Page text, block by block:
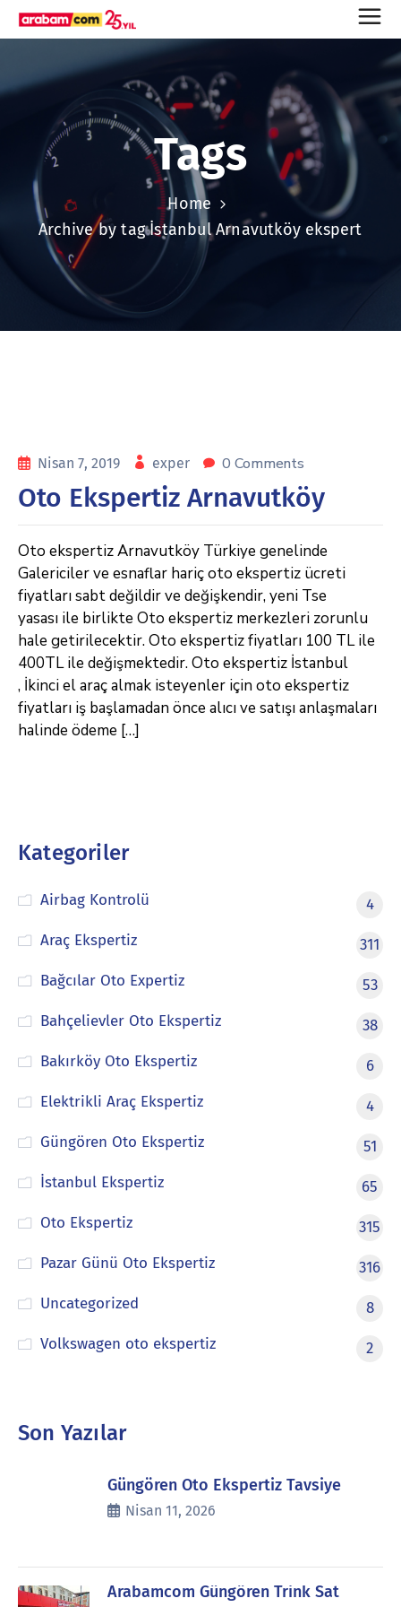
Tags
Home
Archive by tag İstanbul Arnavutköy ekspert
Nisan 7, 2019 exper 0 Comments
Oto Ekspertiz Arnavutköy
Oto ekspertiz Arnavutköy Türkiye genelinde
Galericiler ve esnaflar hariç oto ekspertiz ücreti
fiyatları sabt değildir ve değişkendir, yeni Tse
yasası ile birlikte Oto ekspertiz merkezleri zorunlu
hale getirilecektir. Oto ekspertiz fiyatları 100 TL ile
400TL ile değişmektedir. Oto ekspertiz İstanbul
, İkinci el araç almak isteyenler için oto ekspertiz
fiyatları iş başlamadan önce alıcı ve satışı anlaşmaları
halinde ödeme […]
Kategoriler
Airbag Kontrolü
4
Araç Ekspertiz
311
Bağcılar Oto Expertiz
53
Bahçelievler Oto Ekspertiz
38
Bakırköy Oto Ekspertiz
6
Elektrikli Araç Ekspertiz
4
Güngören Oto Ekspertiz
51
İstanbul Ekspertiz
65
Oto Ekspertiz
315
Pazar Günü Oto Ekspertiz
316
Uncategorized
8
Volkswagen oto ekspertiz
2
Son Yazılar
Güngören Oto Ekspertiz Tavsiye
Nisan 11, 2026
Arabamcom Güngören Trink Sat